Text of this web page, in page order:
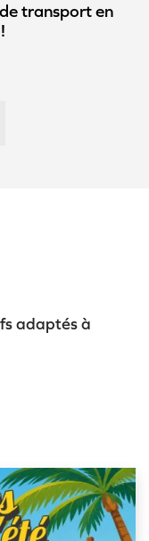
transport en
adaptés à